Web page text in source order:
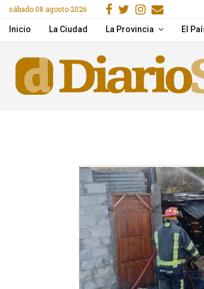
sábado 08 agosto 2026
en IA y herramientas de GoogleFacebook
Gorjeo
Instagram
Email
Inicio La Ciudad La Provincia El